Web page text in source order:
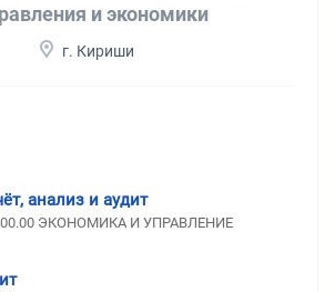
и экономики
г. Кириши
анализ и аудит
ЭКОНОМИКА И УПРАВЛЕНИЕ